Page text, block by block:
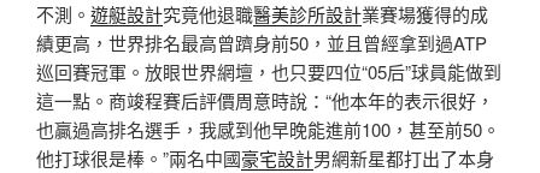
不測。 遊艇設計究竟他退職醫美診所設計業賽場獲得的成
績更高，世界排名最高曾躋身前50，並且曾經拿到過ATP
巡回賽冠軍。放眼世界網壇，也只要四位“05后”球員能做到
這一點。商竣程賽后評價周意時說：“他本年的表示很好，
也贏過高排名選手，我感到他早晚能進前100，甚至前50。
他打球很是棒。”兩名中國豪宅設計男網新星都打出了本身